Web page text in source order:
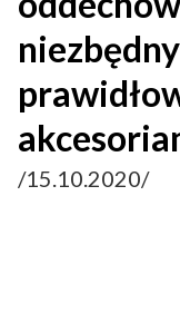
/15.10.2020/